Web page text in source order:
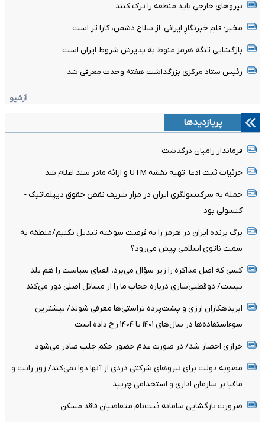
نیرو‌های خارجی باید منطقه را ترک کنند
مخبر: قلمِ خبرنگارِ ایرانی، از سلاح دشمن، کارا تر است
بازگشایی تنگه هرمز منوط به پذیرش شروط ایران است
رئیس ستاد مرکزی بزرگداشت هفته وحدت معرفی شد
آرشیو
پربازدیدها
فرماندار رامیان درگذشت
جزئیات ثبت ادعا، تهیه نقشه UTM و ارائه مادر سند اعلام شد
حمله به سرکنسولگری ایران در مزار شریف نقض حقوق دیپلماتیک -
کنسولی بود
برگ برنده ایران در هرمز را به فرصت سوخته تبدیل نکنیم/منطقه به
سمت ناتوی اسلامی پیش می‌رود؟
کسی که اصل مذاکره را زیر سؤال می‌برد، الفبای سیاست را هم بلد
نیست/ دوقطبی‌سازی درباره حجاب ما را از مسائل اصلی دور می‌کند
ابربدهکاران ارزی و پشت‌پرده تراستی‌ها معرفی شوند/ بیشترین
سوءاستفاده‌ها در سال‌های ۱۴۰۱ تا ۱۴۰۴ رخ داده است
خرازی احضار شد/ در صورت عدم حضور حکم جلب صادر می‌شود
مصوبه دولت برای نیروهای شرکتی دردی از آنها دوا نمی‌کند/ زور رانت و
مافیا بر سازمان اداری و استخدامی چربید
ضرورت بازگشایی سامانه ثبت‌نام متقاضیان فاقد مسکن